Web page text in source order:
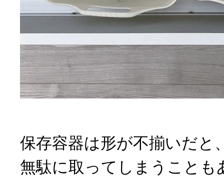
保存容器は形が不揃いだと
無駄に取ってしまうことも